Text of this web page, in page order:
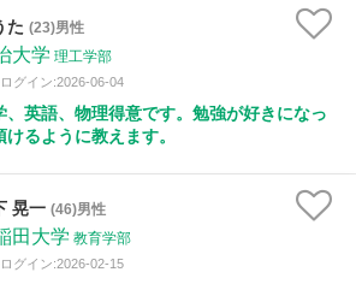
た (23)男性
大学 理工学部
グイン:2026-06-04
、英語、物理得意です。勉強が好きになっ
けるように教えます。
晃一 (46)男性
田大学 教育学部
グイン:2026-02-15